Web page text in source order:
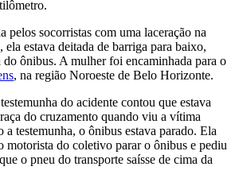
pelos socorristas com uma laceração na
estava deitada de barriga para baixo,
do ônibus. A mulher foi encaminhada para o
, na região Noroeste de Belo Horizonte.
do acidente contou que estava
do cruzamento quando viu a vítima
a testemunha, o ônibus estava parado. Ela
motorista do coletivo parar o ônibus e pediu
o pneu do transporte saísse de cima da